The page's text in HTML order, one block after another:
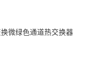
微绿色通道热交换器